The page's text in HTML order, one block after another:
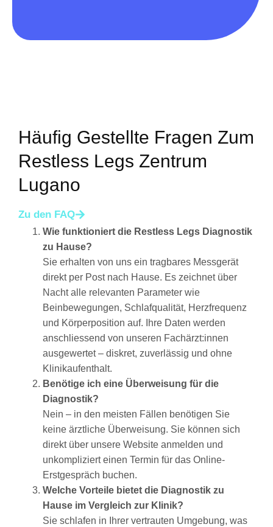
Häufig Gestellte Fragen Zum
Restless Legs Zentrum
Lugano
Zu den FAQ
Wie funktioniert die Restless Legs Diagnostik
zu Hause?
Sie erhalten von uns ein tragbares Messgerät
direkt per Post nach Hause. Es zeichnet über
Nacht alle relevanten Parameter wie
Beinbewegungen, Schlafqualität, Herzfrequenz
und Körperposition auf. Ihre Daten werden
anschliessend von unseren Fachärzt:innen
ausgewertet – diskret, zuverlässig und ohne
Klinikaufenthalt.
Benötige ich eine Überweisung für die
Diagnostik?
Nein – in den meisten Fällen benötigen Sie
keine ärztliche Überweisung. Sie können sich
direkt über unsere Website anmelden und
unkompliziert einen Termin für das Online-
Erstgespräch buchen.
Welche Vorteile bietet die Diagnostik zu
Hause im Vergleich zur Klinik?
Sie schlafen in Ihrer vertrauten Umgebung, was